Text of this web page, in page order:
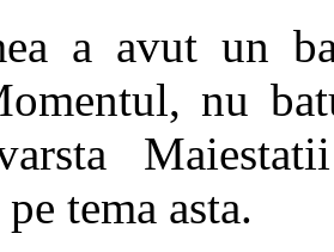
a avut un
nu
tema asta.